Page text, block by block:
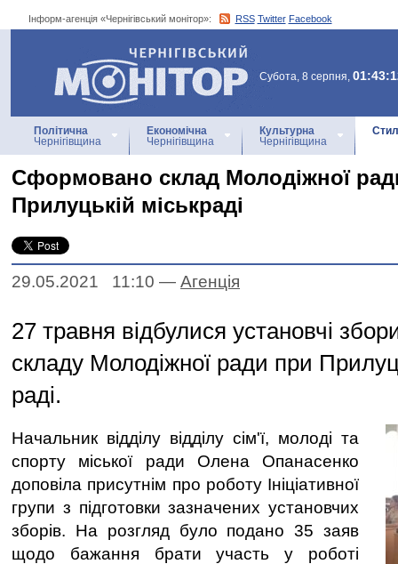
Інформ-агенція «Чернігівський монітор»: RSS Twitter Facebook
Інформ-агенція
«Чернігівський монітор»
Субота, 8 серпня,
Політична
Чернігівщина
Економічна
Чернігівщина
Культурна
Чернігівщина
Сформовано склад Молодіжної
Прилуцькій міськраді
29.05.2021 11:10 — Агенцiя
27 травня відбулися установчі
складу Молодіжної ради при
раді.
Начальник відділу відділу сім'ї, молоді та
спорту міської ради Олена Опанасенко
доповіла присутнім про роботу Ініціативної
групи з підготовки зазначених установчих
зборів. На розгляд було подано 35 заяв
щодо бажання брати участь у роботі